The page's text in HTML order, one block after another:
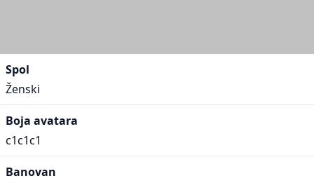
Spol
Ženski
Boja avatara
c1c1c1
Banovan